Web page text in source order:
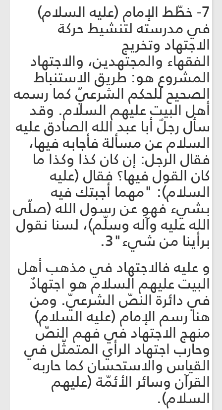
7- خطّط الإمام (عليه السلام)
في مدرسته لتنشيط حركة
الاجتهاد وتخريج
الفقهاء والمجتهدين، والاجتهاد
المشروع هو: طريق الاستنباط
الصحيح للحكم الشرعيّ كما رسمه
أهل البيت عليهم السلام. وقد
سأل رجلٌ أبا عبد الله الصادق عليه
السلام عن مسألة فأجابه فيها،
فقال الرجل: إن كان كذا وكذا ما
كان القول فيها؟ فقال (عليه
السلام): "مهما أجبتك فيه
بشيء فهو عن رسول الله (صلّى
الله عليه وآله وسلّم)، لسنا نقول
برأينا من شيء"3.
و عليه فالاجتهاد في مذهب أهل
البيت عليهم السلام هو اجتهادٌ
في دائرة النصّ الشرعيّ. ومن
هنا رسم الإمام (عليه السلام)
منهج الاجتهاد في فهم النصّ
وحارب اجتهاد الرأي المتمثّل في
القياس والاستحسان كما حاربه
القرآن وسائر الأئمّة (عليهم
السلام).